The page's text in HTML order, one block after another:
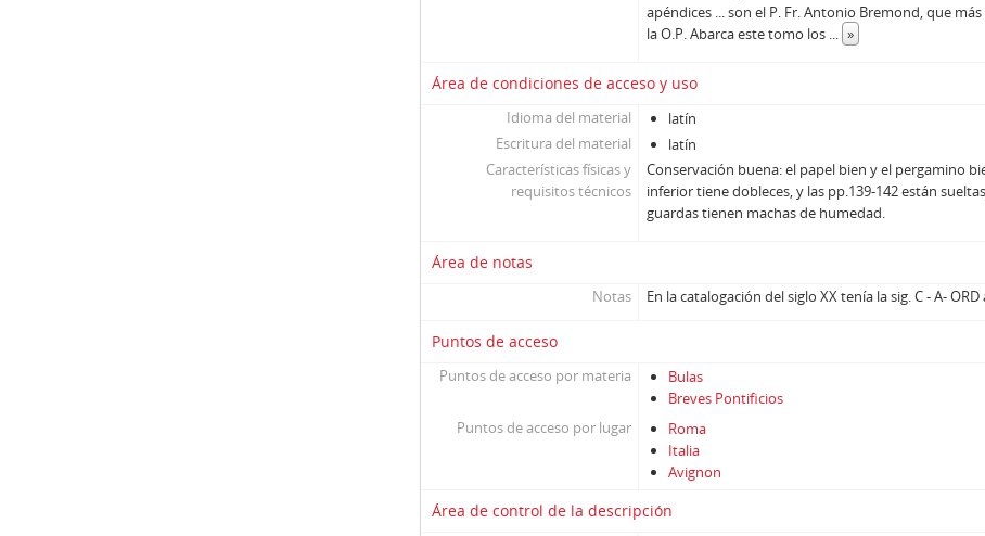
apéndices ... son el P. Fr. Antonio Bremond, que
la O.P. Abarca este tomo los ... »
Área de condiciones de acceso y uso
Idioma del material
latín
Escritura del material
latín
Características físicas y
requisitos técnicos
Conservación buena: el papel bien y el pergamino
inferior tiene dobleces, y las pp.139-142 están
guardas tienen machas de humedad.
Área de notas
Notas En la catalogación del siglo XX tenía la sig. C - A- ORD
Puntos de acceso
Puntos de acceso por materia
Bulas
Breves Pontificios
Puntos de acceso por lugar
Roma
Italia
Avignon
Área de control de la descripción